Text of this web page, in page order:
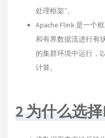
处理框架”。
Apache Flink 是一个
和有界数据流进行有
的集群环境中运行，
计算。
2 为什么选